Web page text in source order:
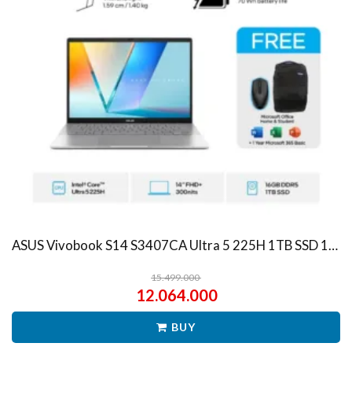
ASUS Vivobook S14 S3407CA Ultra 5 225H 1TB SSD 16GB WUXGA IPS Win11+OHS
15.499.000
12.064.000
BUY